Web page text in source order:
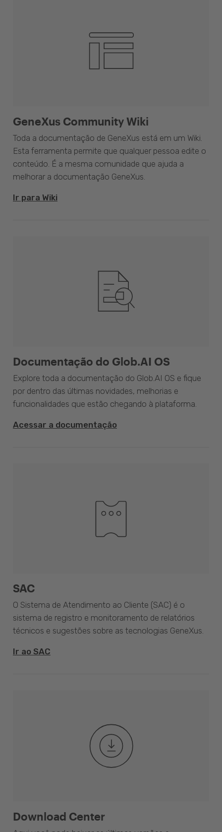
GeneXus Community Wiki
Toda a documentação de GeneXus está em um Wiki.
Esta ferramenta permite que qualquer pessoa edite o
conteúdo. É a mesma comunidade que ajuda a
melhorar a documentação GeneXus.
Ir para Wiki
Documentação do Glob.AI OS
Explore toda a documentação do Glob.AI OS e fique
por dentro das últimas novidades, melhorias e
funcionalidades que estão chegando à plataforma.
Acessar a documentação
SAC
O Sistema de Atendimento ao Cliente (SAC) é o
sistema de registro e monitoramento de relatórios
técnicos e sugestões sobre as tecnologias GeneXus.
Ir ao SAC
Download Center